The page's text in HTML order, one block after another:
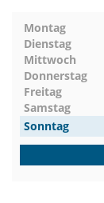
Montag
Dienstag
Mittwoch
Donnerstag
Freitag
Samstag
Sonntag